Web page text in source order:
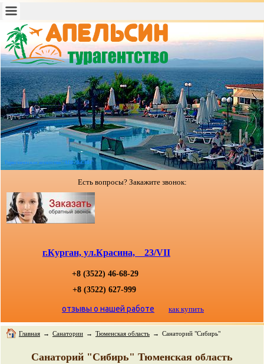
Туристическое агентство "АПЕЛЬСИН"
Есть вопросы? Закажите звонок:
г.Курган, ул.Красина, 23/VII
+8 (3522) 46-68-29
+8 (3522) 627-999
отзывы о нашей работе как купить
Главная → Санатории → Тюменская область → Санаторий "Сибирь"
Санаторий "Сибирь" Тюменская область